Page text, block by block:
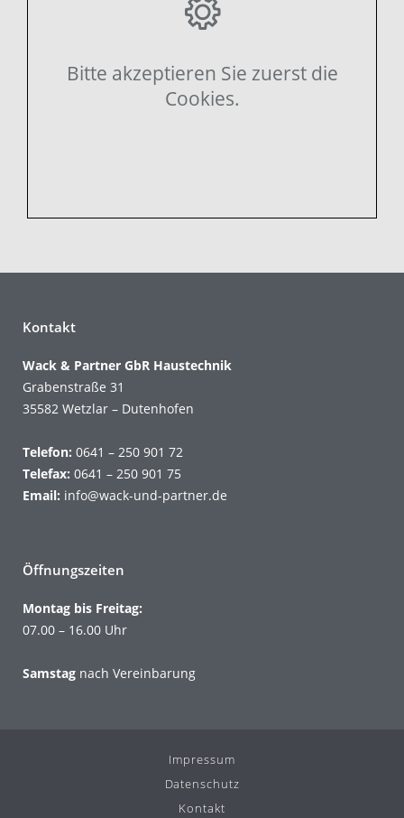
Bitte akzeptieren Sie zuerst die
Cookies.
Kontakt
Wack & Partner GbR Haustechnik
Grabenstraße 31
35582 Wetzlar – Dutenhofen
Telefon: 0641 – 250 901 72
Telefax: 0641 – 250 901 75
Email: info@wack-und-partner.de
Öffnungszeiten
Montag bis Freitag:
07.00 – 16.00 Uhr
Samstag nach Vereinbarung
Impressum
Datenschutz
Kontakt